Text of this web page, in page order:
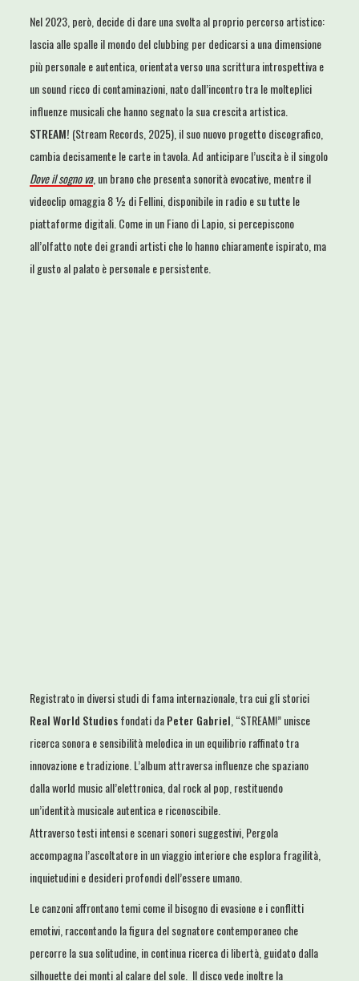
Nel 2023, però, decide di dare una svolta al proprio percorso artistico:
lascia alle spalle il mondo del clubbing per dedicarsi a una dimensione
più personale e autentica, orientata verso una scrittura introspettiva e
un sound ricco di contaminazioni, nato dall’incontro tra le molteplici
influenze musicali che hanno segnato la sua crescita artistica.
STREAM! (Stream Records, 2025), il suo nuovo progetto discografico,
cambia decisamente le carte in tavola. Ad anticipare l’uscita è il singolo
Dove il sogno va, un brano che presenta sonorità evocative, mentre il
videoclip omaggia 8 ½ di Fellini, disponibile in radio e su tutte le
piattaforme digitali. Come in un Fiano di Lapio, si percepiscono
all’olfatto note dei grandi artisti che lo hanno chiaramente ispirato, ma
il gusto al palato è personale e persistente.
Registrato in diversi studi di fama internazionale, tra cui gli storici
Real World Studiosfondati daPeter Gabriel , “STREAM!” unisce
ricerca sonora e sensibilità melodica in un equilibrio raffinato tra
innovazione e tradizione. L’album attraversa influenze che spaziano
dalla world music all’elettronica, dal rock al pop, restituendo
un’identità musicale autentica e riconoscibile.
Attraverso testi intensi e scenari sonori suggestivi, Pergola
accompagna l’ascoltatore in un viaggio interiore che esplora fragilità,
inquietudini e desideri profondi dell’essere umano.
Le canzoni affrontano temi come il bisogno di evasione e i conflitti
emotivi, raccontando la figura del sognatore contemporaneo che
percorre la sua solitudine, in continua ricerca di libertà, guidato dalla
silhouette dei monti al calare del sole. Il disco vede inoltre la